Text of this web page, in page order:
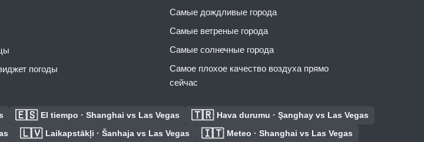
погоды
Самые дождливые города
Самые ветреные города
Самые солнечные города
Самое плохое качество воздуха прямо
сейчас
🇪🇸 El tiempo · Shanghai vs Las Vegas 🇹🇷 Hava durumu · Şanghay vs Las Vegas
🇱🇻 Laikapstākļi · Šanhaja vs Las Vegas 🇮🇹 Meteo · Shanghai vs Las Vegas